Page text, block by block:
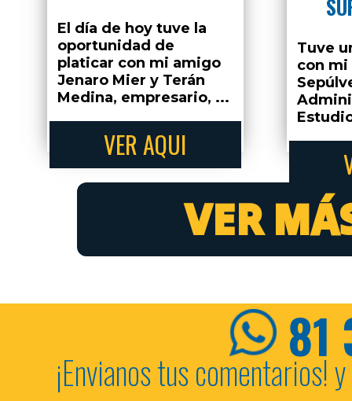
El día de hoy tuve la
oportunidad de
platicar con mi amigo
Jenaro Mier y Terán
Medina, empresario, ...
VER AQUI
Tuve
con mi
81
¡Envianos tus
episodios antes que